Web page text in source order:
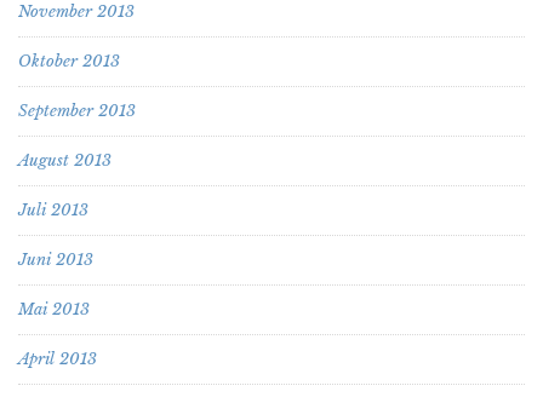
November 2013
Oktober 2013
September 2013
August 2013
Juli 2013
Juni 2013
Mai 2013
April 2013